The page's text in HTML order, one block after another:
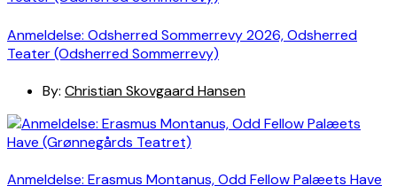
Anmeldelse: Odsherred Sommerrevy 2026, Odsherred
Teater (Odsherred Sommerrevy)
By: Christian Skovgaard Hansen
Anmeldelse: Erasmus Montanus, Odd Fellow Palæets Have